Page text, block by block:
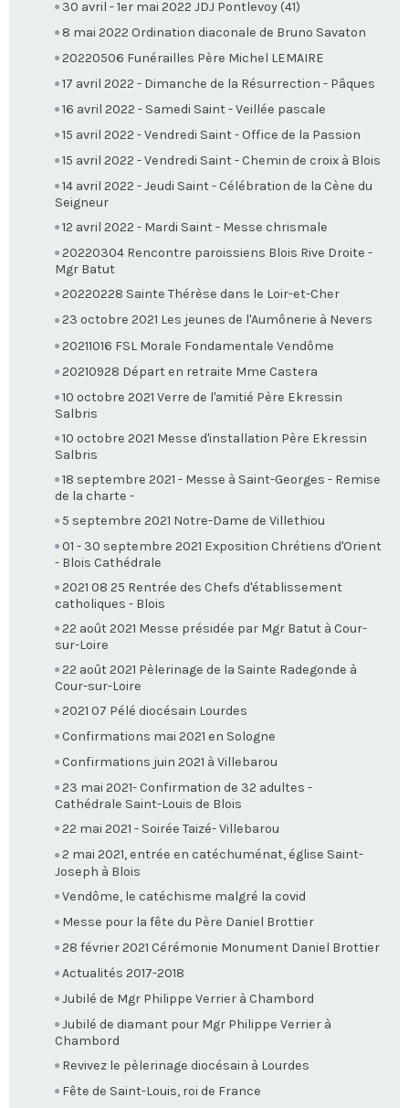
30 avril - 1er mai 2022 JDJ Pontlevoy (41)
8 mai 2022 Ordination diaconale de Bruno Savaton
20220506 Funérailles Père Michel LEMAIRE
17 avril 2022 - Dimanche de la Résurrection - Pâques
16 avril 2022 - Samedi Saint - Veillée pascale
15 avril 2022 - Vendredi Saint - Office de la Passion
15 avril 2022 - Vendredi Saint - Chemin de croix à Blois
14 avril 2022 - Jeudi Saint - Célébration de la Cène du
Seigneur
12 avril 2022 - Mardi Saint - Messe chrismale
20220304 Rencontre paroissiens Blois Rive Droite -
Mgr Batut
20220228 Sainte Thérèse dans le Loir-et-Cher
23 octobre 2021 Les jeunes de l'Aumônerie à Nevers
20211016 FSL Morale Fondamentale Vendôme
20210928 Départ en retraite Mme Castera
10 octobre 2021 Verre de l'amitié Père Ekressin
Salbris
10 octobre 2021 Messe d'installation Père Ekressin
Salbris
18 septembre 2021 - Messe à Saint-Georges - Remise
de la charte -
5 septembre 2021 Notre-Dame de Villethiou
01 - 30 septembre 2021 Exposition Chrétiens d'Orient
- Blois Cathédrale
2021 08 25 Rentrée des Chefs d'établissement
catholiques - Blois
22 août 2021 Messe présidée par Mgr Batut à Cour-
sur-Loire
22 août 2021 Pèlerinage de la Sainte Radegonde à
Cour-sur-Loire
2021 07 Pélé diocésain Lourdes
Confirmations mai 2021 en Sologne
Confirmations juin 2021 à Villebarou
23 mai 2021- Confirmation de 32 adultes -
Cathédrale Saint-Louis de Blois
22 mai 2021 - Soirée Taizé- Villebarou
2 mai 2021, entrée en catéchuménat, église Saint-
Joseph à Blois
Vendôme, le catéchisme malgré la covid
Messe pour la fête du Père Daniel Brottier
28 février 2021 Cérémonie Monument Daniel Brottier
Actualités 2017-2018
Jubilé de Mgr Philippe Verrier à Chambord
Jubilé de diamant pour Mgr Philippe Verrier à
Chambord
Revivez le pèlerinage diocésain à Lourdes
Fête de Saint-Louis, roi de France